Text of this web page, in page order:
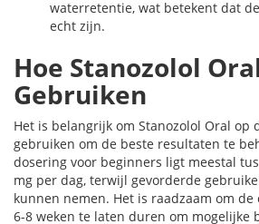
waterretentie, wat betekent dat
echt zijn.
Hoe Stanozolol
Gebruiken
Het is belangrijk om Stanozolol Oral op
gebruiken om de beste resultaten te
dosering voor beginners ligt meestal
mg per dag, terwijl gevorderde
kunnen nemen. Het is raadzaam om
6-8 weken te laten duren om mogelijke